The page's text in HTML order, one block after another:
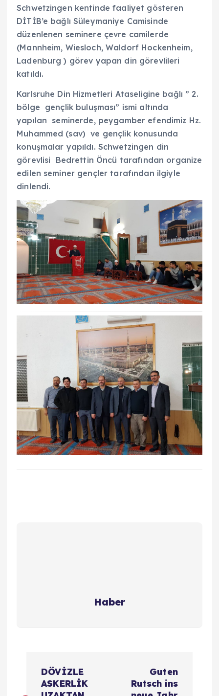
Schwetzingen kentinde faaliyet gösteren
DİTİB’e bağlı Süleymaniye Camisinde
düzenlenen seminere çevre camilerde
(Mannheim, Wiesloch, Waldorf Hockenheim,
Ladenburg ) görev yapan din görevlileri
katıldı.
Karlsruhe Din Hizmetleri Ataseligine bağlı ” 2.
bölge gençlik buluşması” ismi altında
yapılan seminerde, peygamber efendimiz Hz.
Muhammed (sav) ve gençlik konusunda
konuşmalar yapıldı. Schwetzingen din
görevlisi Bedrettin Öncü tarafından organize
edilen seminer gençler tarafından ilgiyle
dinlendi.
Haber
DÖVİZLE
ASKERLİK
Guten
Rutsch ins